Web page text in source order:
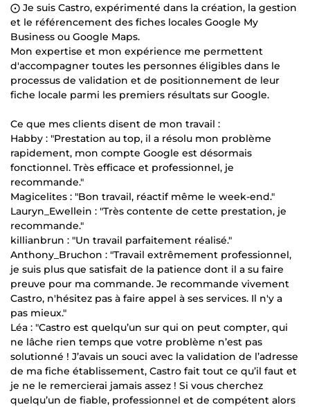
⨀ Je suis Castro, expérimenté dans la création, la gestion
et le référencement des fiches locales Google My
Business ou Google Maps.
Mon expertise et mon expérience me permettent
d'accompagner toutes les personnes éligibles dans le
processus de validation et de positionnement de leur
fiche locale parmi les premiers résultats sur Google.
Ce que mes clients disent de mon travail :
Habby : "Prestation au top, il a résolu mon problème
rapidement, mon compte Google est désormais
fonctionnel. Très efficace et professionnel, je
recommande."
Magicelites : "Bon travail, réactif même le week-end."
Lauryn_Ewellein : "Très contente de cette prestation, je
recommande."
killianbrun : "Un travail parfaitement réalisé."
Anthony_Bruchon : "Travail extrêmement professionnel,
je suis plus que satisfait de la patience dont il a su faire
preuve pour ma commande. Je recommande vivement
Castro, n'hésitez pas à faire appel à ses services. Il n'y a
pas mieux."
Léa : "Castro est quelqu’un sur qui on peut compter, qui
ne lâche rien temps que votre problème n’est pas
solutionné ! J’avais un souci avec la validation de l’adresse
de ma fiche établissement, Castro fait tout ce qu’il faut et
je ne le remercierai jamais assez ! Si vous cherchez
quelqu’un de fiable, professionnel et de compétent alors